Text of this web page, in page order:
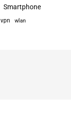
Smartphone
vpn wlan